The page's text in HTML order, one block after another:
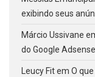
exibindo seus
Márcio Ussivane
do Google Adsense
Leucy Fitem O